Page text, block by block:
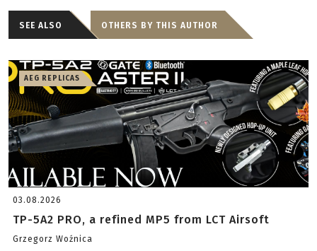
SEE ALSO OTHERS BY THIS AUTHOR
AEG REPLICAS
03.08.2026
TP-5A2 PRO, a refined MP5 from LCT Airsoft
Grzegorz Woźnica